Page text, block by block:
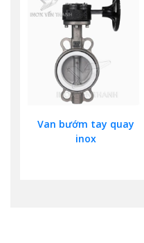
Van bướm tay quay
inox